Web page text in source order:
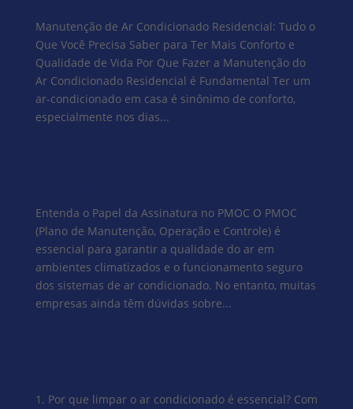
Manutenção de Ar Condicionado Residencial: Tudo o
Que Você Precisa Saber para Ter Mais Conforto e
Qualidade de Vida Por Que Fazer a Manutenção do
Ar Condicionado Residencial é Fundamental Ter um
ar-condicionado em casa é sinônimo de conforto,
especialmente nos dias...
Entenda o Papel da Assinatura no PMOC O PMOC
(Plano de Manutenção, Operação e Controle) é
essencial para garantir a qualidade do ar em
ambientes climatizados e o funcionamento seguro
dos sistemas de ar condicionado. No entanto, muitas
empresas ainda têm dúvidas sobre...
1. Por que limpar o ar condicionado é essencial? Com